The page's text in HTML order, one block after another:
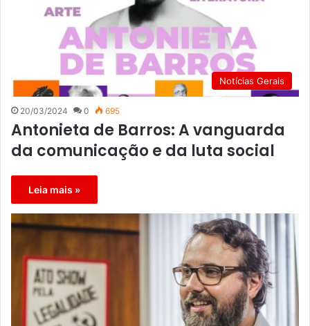
Notícias Gerais
20/03/2024 0 695
Antonieta de Barros: A vanguarda
da comunicação e da luta social
Leia mais »